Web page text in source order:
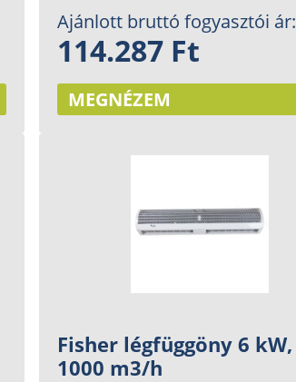
Ajánlott bruttó fogyasztói ár:
114.287 Ft
MEGNÉZEM
Fisher légfüggöny 6 kW,
1000 m3/h